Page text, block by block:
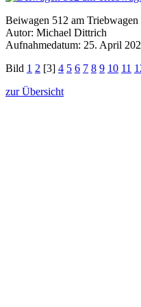
Beiwagen 512 am
Autor: Michael Dittrich
Aufnahmedatum: 25. April
Bild 1 2 [3] 4 5 6 7 8 9 10 11
zur Übersicht